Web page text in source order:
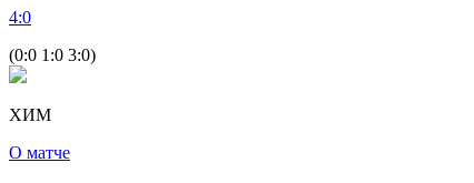
4:0
(0:0 1:0 3:0)
ХИМ
О матче